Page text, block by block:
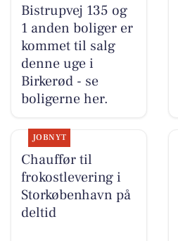
Bistrupvej 135 og
1 anden boliger er
kommet til salg
denne uge i
Birkerød - se
boligerne her.
JOBNYT
Chauffør til
frokostlevering i
Storkøbenhavn på
deltid